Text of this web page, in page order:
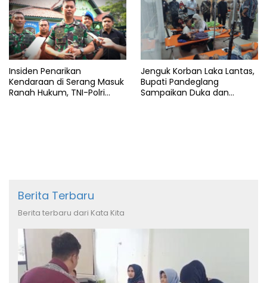
Insiden Penarikan
Kendaraan di Serang Masuk
Ranah Hukum, TNI-Polri
Jenguk Korban Laka Lantas,
Bupati Pandeglang
Sampaikan Duka dan
Berita Terbaru
Berita terbaru dari Kata Kita